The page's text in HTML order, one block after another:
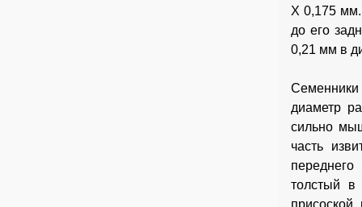
X 0,175 мм.
до его
0,21 мм в
Семенники
диаметр
сильно
часть
толстый в